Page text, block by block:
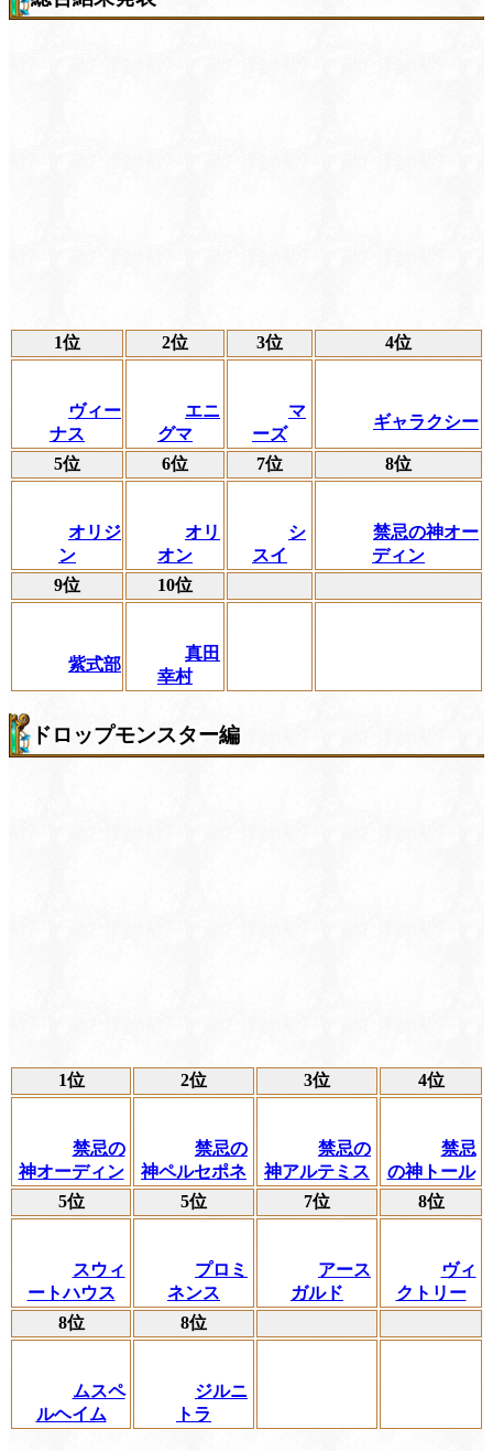
1位 2位 3位 4位
ヴィー
ナス
エニ
グマ
マ
ーズ
ギャラクシー
5位 6位 7位 8位
オリジ
ン
オリ
オン
シ
スイ
禁忌の神オー
ディン
9位
10位
紫式部
真田
幸村
ドロップモンスター編
1位 2位 3位 4位
禁忌の
神オーディン
禁忌の
神ペルセポネ
禁忌の
神アルテミス
禁忌
の神トール
5位
5位 7位 8位
スウィ
ートハウス
プロミ
ネンス
アース
ガルド
ヴィ
クトリー
8位
8位
ムスペ
ルヘイム
ジルニ
トラ